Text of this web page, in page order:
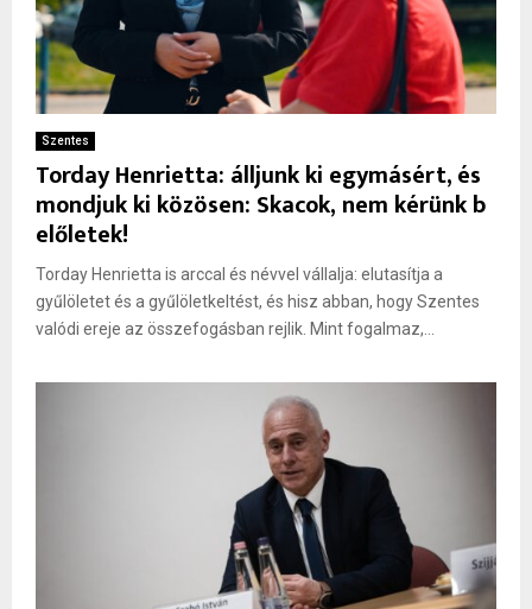
Szentes
Torday Henrietta: álljunk ki egymásért, és
mondjuk ki közösen: Skacok, nem kérünk b
előletek!
Torday Henrietta is arccal és névvel vállalja: elutasítja a
gyűlöletet és a gyűlöletkeltést, és hisz abban, hogy Szentes
valódi ereje az összefogásban rejlik. Mint fogalmaz,...